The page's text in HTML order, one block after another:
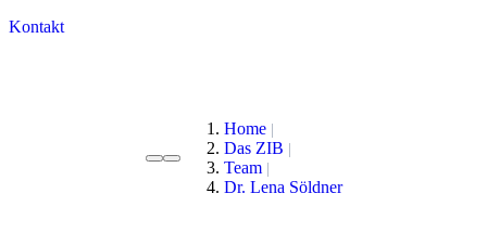
Kontakt
Home
Das ZIB
Team
Dr. Lena Söldner